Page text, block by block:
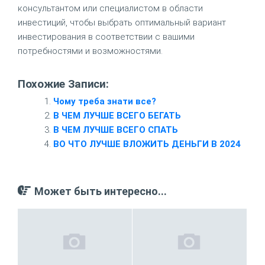
консультантом или специалистом в области
инвестиций, чтобы выбрать оптимальный вариант
инвестирования в соответствии с вашими
потребностями и возможностями.
Похожие Записи:
Чому треба знати все?
В ЧЕМ ЛУЧШЕ ВСЕГО БЕГАТЬ
В ЧЕМ ЛУЧШЕ ВСЕГО СПАТЬ
ВО ЧТО ЛУЧШЕ ВЛОЖИТЬ ДЕНЬГИ В 2024
Может быть интересно...